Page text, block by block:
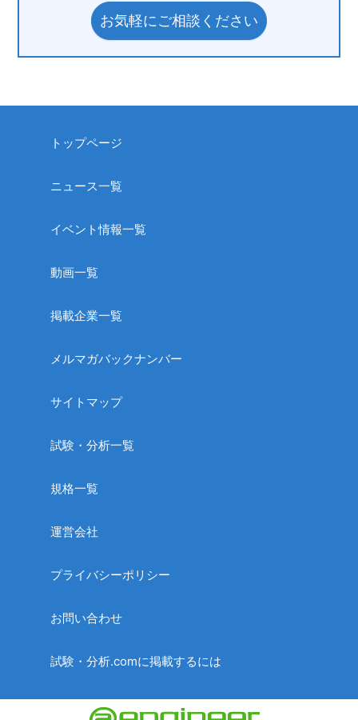
お気軽にご相談ください
トップページ
ニュース一覧
イベント情報一覧
動画一覧
掲載企業一覧
メルマガバックナンバー
サイトマップ
試験・分析一覧
規格一覧
運営会社
プライバシーポリシー
お問い合わせ
試験・分析.comに掲載するには